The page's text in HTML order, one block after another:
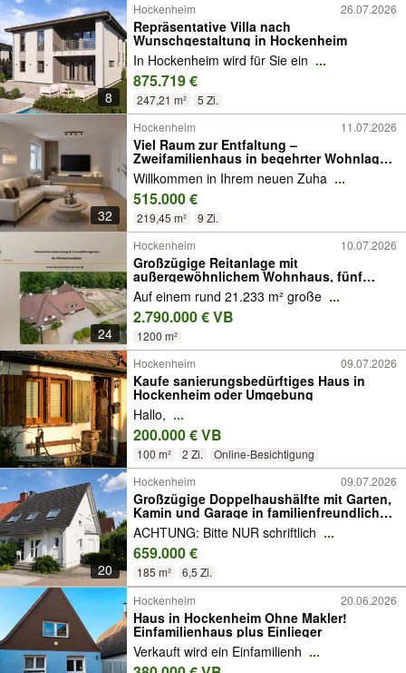
8
Hockenheim 26.07.2026
Repräsentative Villa nach
Wunschgestaltung in Hockenheim
In Hockenheim wird für Sie ein ...
875.719 €
247,21 m² 5 Zi.
32
Hockenheim 11.07.2026
Viel Raum zur Entfaltung –
Zweifamilienhaus in begehrter Wohnlage
von Hockenheim
Willkommen in Ihrem neuen Zuha ...
515.000 €
219,45 m² 9 Zi.
24
Hockenheim 10.07.2026
Großzügige Reitanlage mit
außergewöhnlichem Wohnhaus, fünf
Wohneinheiten, Reithalle und vielseitigem
Entwicklungspotenzial
Auf einem rund 21.233 m² große ...
2.790.000 € VB
1200 m²
Hockenheim
09.07.2026
Kaufe sanierungsbedürftiges Haus in
Hockenheim oder Umgebung
Hallo, ...
200.000 € VB
100 m² 2 Zi. Online-Besichtigung
20
Hockenheim 09.07.2026
Großzügige Doppelhaushälfte mit Garten,
Kamin und Garage in familienfreundlicher
Lage
ACHTUNG: Bitte NUR schriftlich ...
659.000 €
185 m²
6,5 Zi.
Hockenheim
20.06.2026
Haus in Hockenheim Ohne Makler!
Einfamilienhaus plus Einlieger
Verkauft wird ein Einfamilienh ...